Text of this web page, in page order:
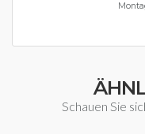
Schauen Sie